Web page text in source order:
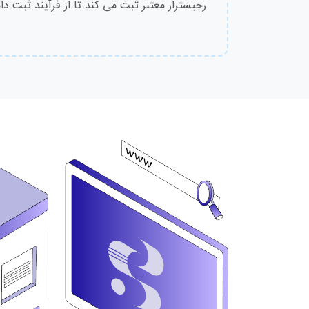
.space
.store
.tech
.tr
.web.tr
رجیسترار معتبر ثبت می کند تا از فرآیند ثبت